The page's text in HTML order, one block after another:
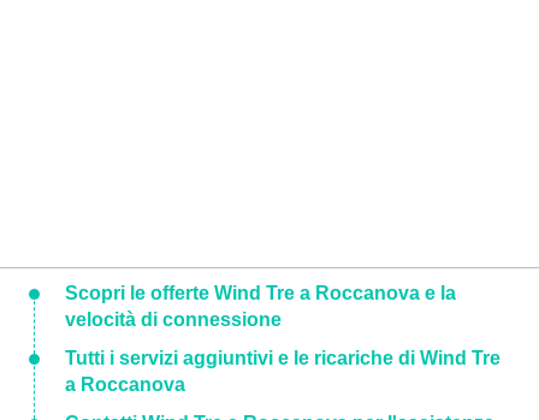
Scopri le offerte Wind Tre a Roccanova e la
velocità di connessione
Tutti i servizi aggiuntivi e le ricariche di Wind Tre
a Roccanova